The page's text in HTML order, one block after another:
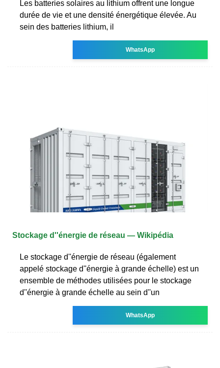
Les batteries solaires au lithium offrent une longue
durée de vie et une densité énergétique élevée. Au
sein des batteries lithium, il
WhatsApp
Stockage d''énergie de réseau — Wikipédia
Le stockage d''énergie de réseau (également
appelé stockage d''énergie à grande échelle) est un
ensemble de méthodes utilisées pour le stockage
d''énergie à grande échelle au sein d''un
WhatsApp